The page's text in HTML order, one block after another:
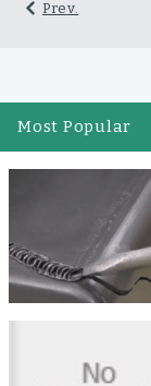
Prev.
Most Popular